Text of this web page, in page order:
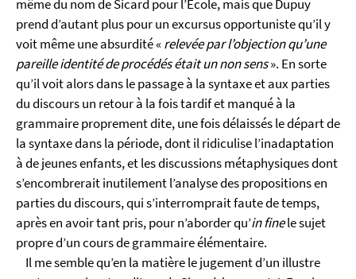
même du nom de Sicard pour l’École, mais que Dupuy
prend d’autant plus pour un excursus opportuniste qu’il y
voit même une absurdité «relevée par l’objection qu’une
pareille identité de procédés était un non sens». En sorte
qu’il voit alors dans le passage à la syntaxe et aux parties
du discours un retour à la fois tardif et manqué à la
grammaire proprement dite, une fois délaissés le départ de
la syntaxe dans la période, dont il ridiculise l’inadaptation
à de jeunes enfants, et les discussions métaphysiques dont
s’encombrerait inutilement l’analyse des propositions en
parties du discours, qui s’interromprait faute de temps,
après en avoir tant pris, pour n’aborder qu’in finele sujet
propre d’un cours de grammaire élémentaire.
Il me semble qu’en la matière le jugement d’un illustre